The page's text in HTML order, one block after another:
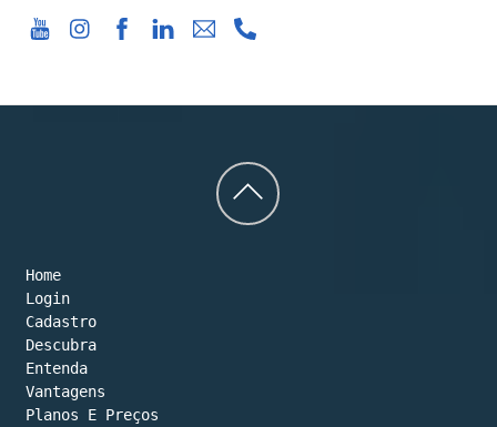
Back
Home
Login
Cadastro
Descubra
Entenda
Vantagens
Planos E Preços